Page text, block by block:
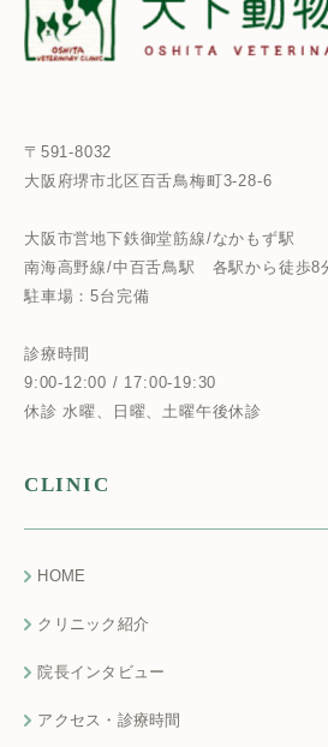
〒591-8032
大阪府堺市北区百舌鳥梅町3-28-6
大阪市営地下鉄御堂筋線/なかもず駅
南海高野線/中百舌鳥駅 各駅から徒歩8
駐車場：5台完備
診療時間
9:00-12:00 / 17:00-19:30
休診 水曜、日曜、土曜午後休診
CLINIC
HOME
クリニック紹介
院長インタビュー
アクセス・診療時間